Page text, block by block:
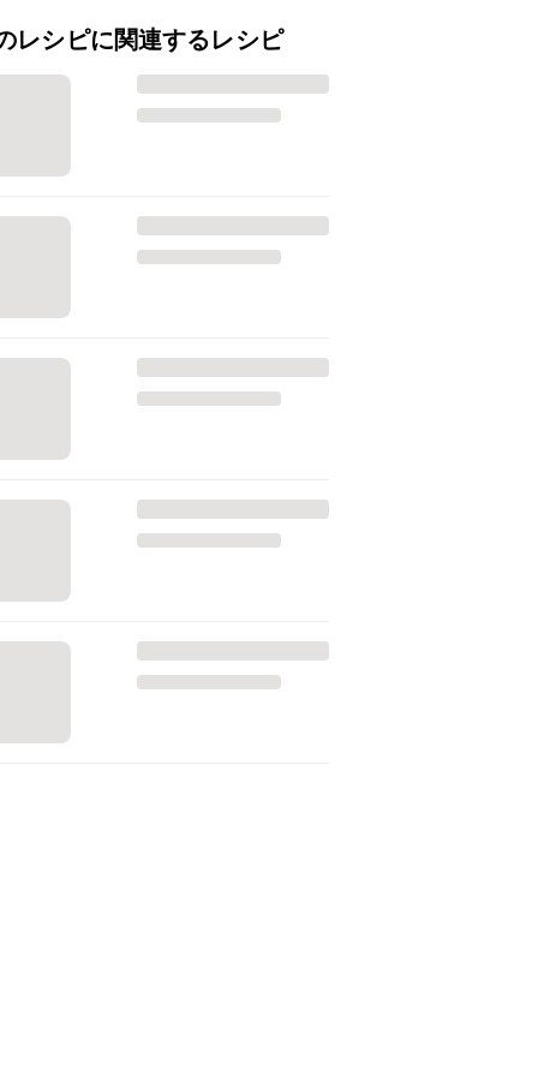
レシピに関連するレシピ